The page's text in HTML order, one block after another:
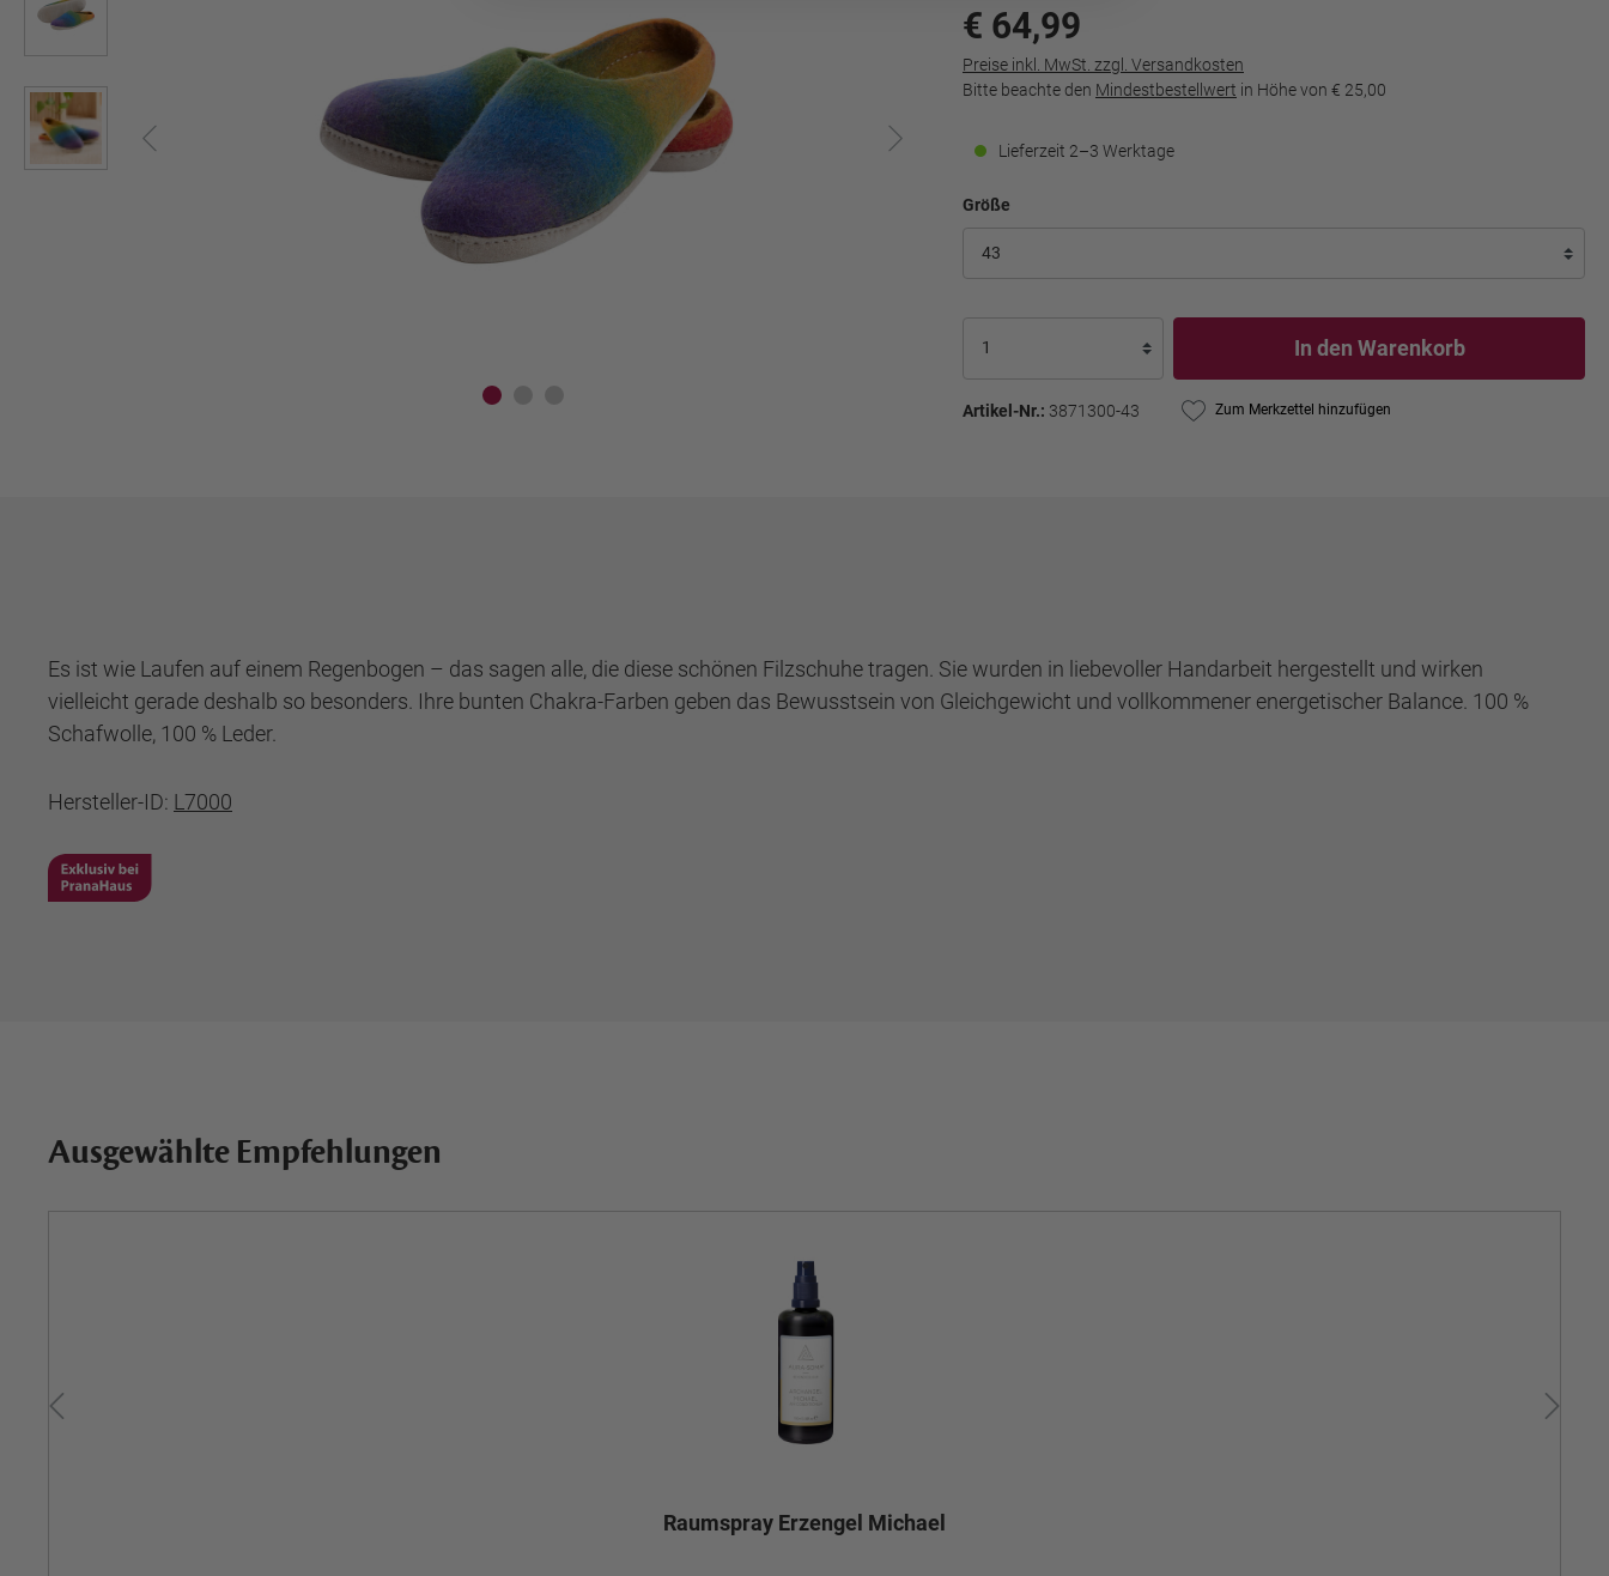
€ 64,99
Preise inkl. MwSt. zzgl. Versandkosten
Bitte beachte den Mindestbestellwert in Höhe von € 25,00
Lieferzeit 2–3 Werktage
Größe
In den Warenkorb
Artikel-Nr.: 3871300-43 Zum Merkzettel hinzufügen
Es ist wie Laufen auf einem Regenbogen – das sagen alle, die diese schönen Filzschuhe tragen. Sie wurden in liebevoller Handarbeit hergestellt und wirken
vielleicht gerade deshalb so besonders. Ihre bunten Chakra-Farben geben das Bewusstsein von Gleichgewicht und vollkommener energetischer Balance. 100 %
Schafwolle, 100 % Leder.
Hersteller-ID: L7000
Ausgewählte Empfehlungen
Raumspray Erzengel Michael